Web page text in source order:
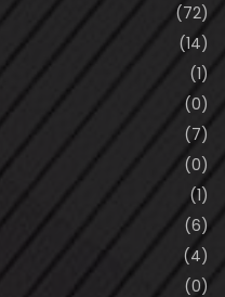
(72)
(14)
(1)
(0)
(7)
(0)
(1)
(6)
(4)
(0)